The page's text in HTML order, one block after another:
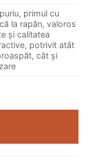
primul cu
la rapăn, valoros
și calitatea
potrivit atât
cât și